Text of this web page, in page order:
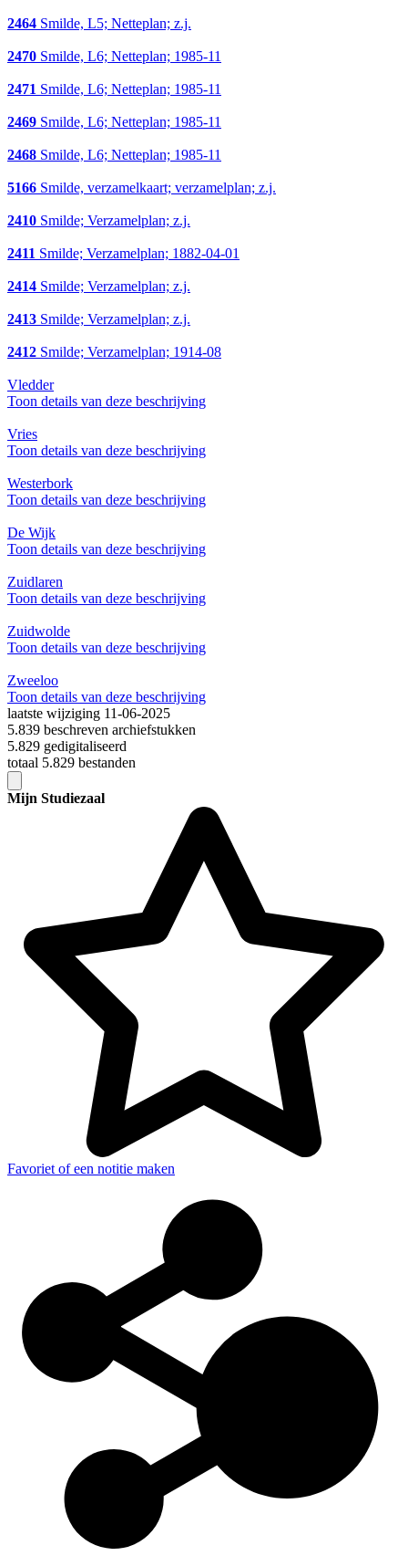
2464 Smilde, L5; Netteplan; z.j.
2470 Smilde, L6; Netteplan; 1985-11
2471 Smilde, L6; Netteplan; 1985-11
2469 Smilde, L6; Netteplan; 1985-11
2468 Smilde, L6; Netteplan; 1985-11
5166 Smilde, verzamelkaart; verzamelplan; z.j.
2410 Smilde; Verzamelplan; z.j.
2411 Smilde; Verzamelplan; 1882-04-01
2414 Smilde; Verzamelplan; z.j.
2413 Smilde; Verzamelplan; z.j.
2412 Smilde; Verzamelplan; 1914-08
Vledder
Toon details van deze beschrijving
Vries
Toon details van deze beschrijving
Westerbork
Toon details van deze beschrijving
De Wijk
Toon details van deze beschrijving
Zuidlaren
Toon details van deze beschrijving
Zuidwolde
Toon details van deze beschrijving
Zweeloo
Toon details van deze beschrijving
laatste wijziging 11-06-2025
5.839 beschreven archiefstukken
5.829 gedigitaliseerd
totaal 5.829 bestanden
Mijn Studiezaal
Favoriet of een notitie maken